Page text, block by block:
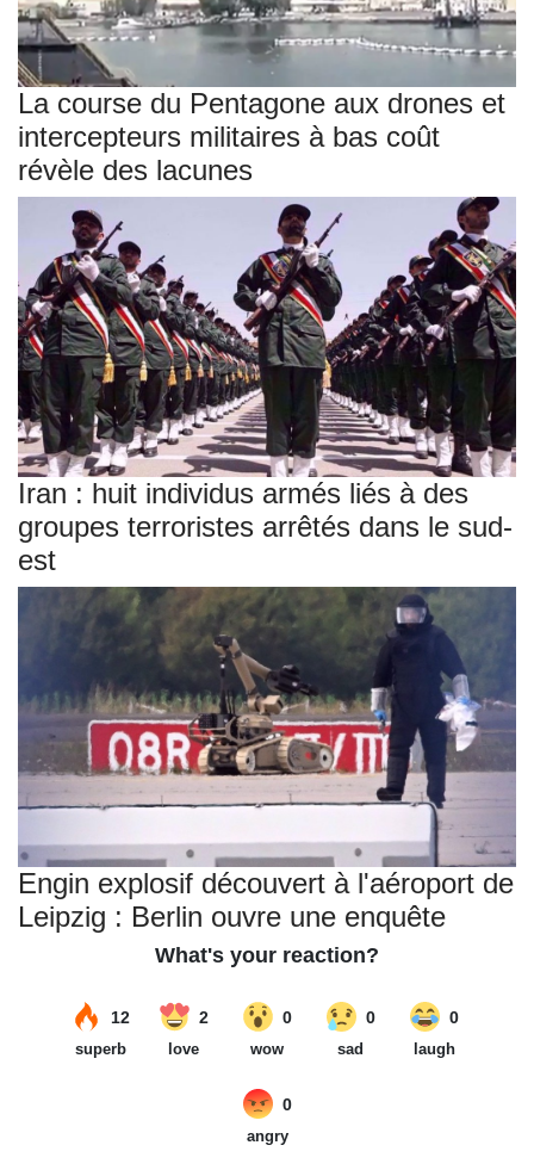
La course du Pentagone aux drones et
intercepteurs militaires à bas coût
révèle des lacunes
Iran : huit individus armés liés à des
groupes terroristes arrêtés dans le sud-
est
Engin explosif découvert à l'aéroport de
Leipzig : Berlin ouvre une enquête